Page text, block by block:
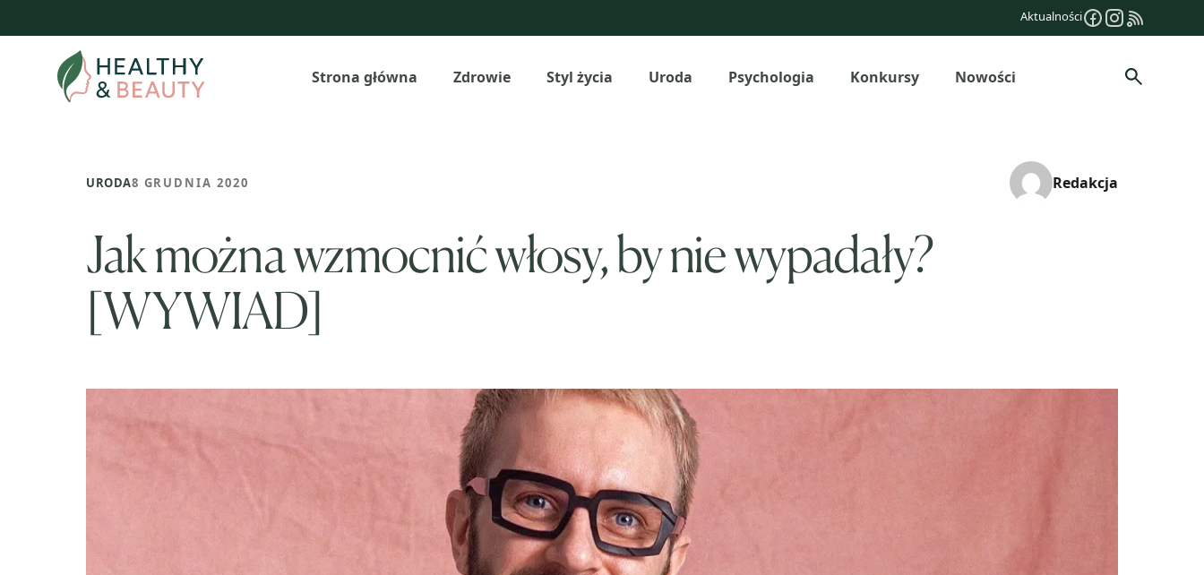
do
Aktualności
Strona główna Zdrowie Styl życia Uroda Psychologia Konkursy Nowości Szukaj
URODA8 GRUDNIA 2020 Redakcja
Jak można wzmocnić włosy, by nie wypadały?
[WYWIAD]